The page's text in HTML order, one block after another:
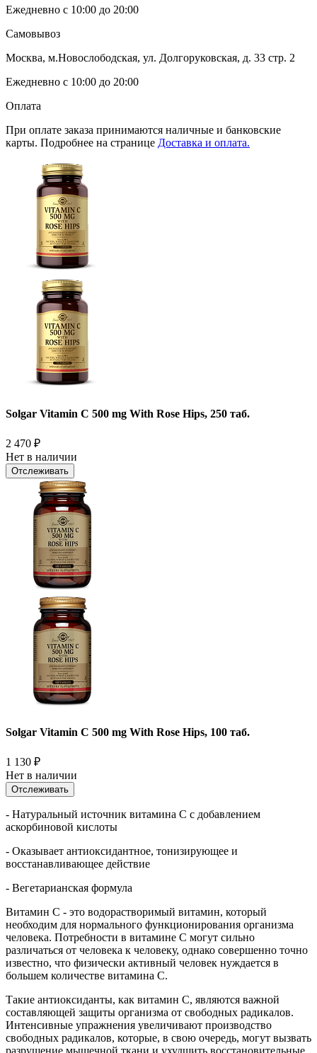
Ежедневно с 10:00 до 20:00
Самовывоз
Москва, м.Новослободская, ул. Долгоруковская, д. 33 стр. 2
Ежедневно с 10:00 до 20:00
Оплата
При оплате заказа принимаются наличные и банковские
карты. Подробнее на странице Доставка и оплата.
Solgar Vitamin C 500 mg With Rose Hips, 250 таб.
2 470 ₽
Нет в наличии
Отслеживать
Solgar Vitamin C 500 mg With Rose Hips, 100 таб.
1 130 ₽
Нет в наличии
Отслеживать
- Натуральный источник витамина С с добавлением
аскорбиновой кислоты
- Оказывает антиоксидантное, тонизирующее и
восстанавливающее действие
- Вегетарианская формула
Витамин С - это водорастворимый витамин, который
необходим для нормального функционирования организма
человека. Потребности в витамине С могут сильно
различаться от человека к человеку, однако совершенно точно
известно, что физически активный человек нуждается в
большем количестве витамина С.
Такие антиоксиданты, как витамин С, являются важной
составляющей защиты организма от свободных радикалов.
Интенсивные упражнения увеличивают производство
свободных радикалов, которые, в свою очередь, могут вызвать
разрушение мышечной ткани и ухудшить восстановительные